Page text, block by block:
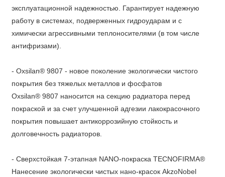
эксплуатационной надежностью. Гарантирует надежную
работу в системах, подверженных гидроударам и с
химически агрессивными теплоносителями (в том числе
антифризами).
- Oxsilan® 9807 - новое поколение экологически чистого
покрытия без тяжелых металлов и фосфатов
Oxsilan® 9807 наносится на секцию радиатора перед
покраской и за счет улучшенной адгезии лакокрасочного
покрытия повышает антикоррозийную стойкость и
долговечность радиаторов.
- Сверхстойкая 7-этапная NANO-покраска TECNOFIRMA®
Нанесение экологически чистых нано-красок AkzoNobel